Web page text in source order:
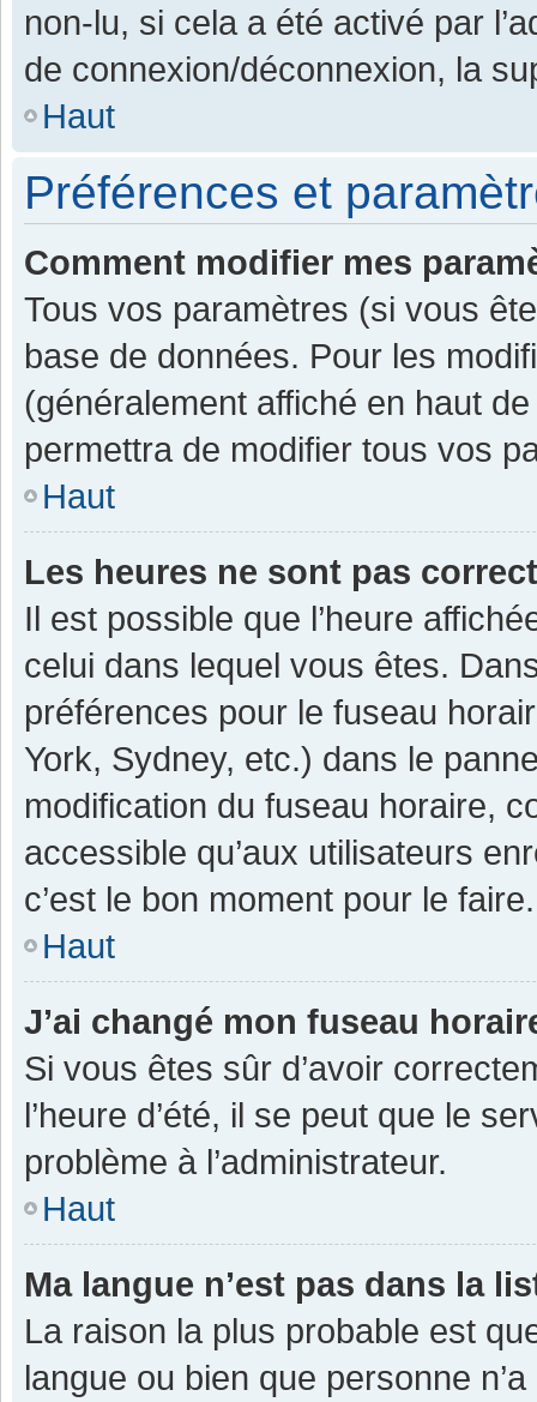
non-lu, si cela a été activé par
de connexion/déconnexion, la
Haut
Préférences et
Comment modifier mes
Tous vos paramètres (si vous
base de données. Pour les
(généralement affiché en haut
permettra de modifier tous vos
Haut
Les heures ne sont pas
Il est possible que l’heure
celui dans lequel vous êtes.
préférences pour le fuseau
York, Sydney, etc.) dans le
modification du fuseau horaire,
accessible qu’aux utilisateurs
c’est le bon moment pour le faire.
Haut
J’ai changé mon fuseau
Si vous êtes sûr d’avoir
l’heure d’été, il se peut que le
problème à l’administrateur.
Haut
Ma langue n’est pas dans la
La raison la plus probable est
langue ou bien que personne